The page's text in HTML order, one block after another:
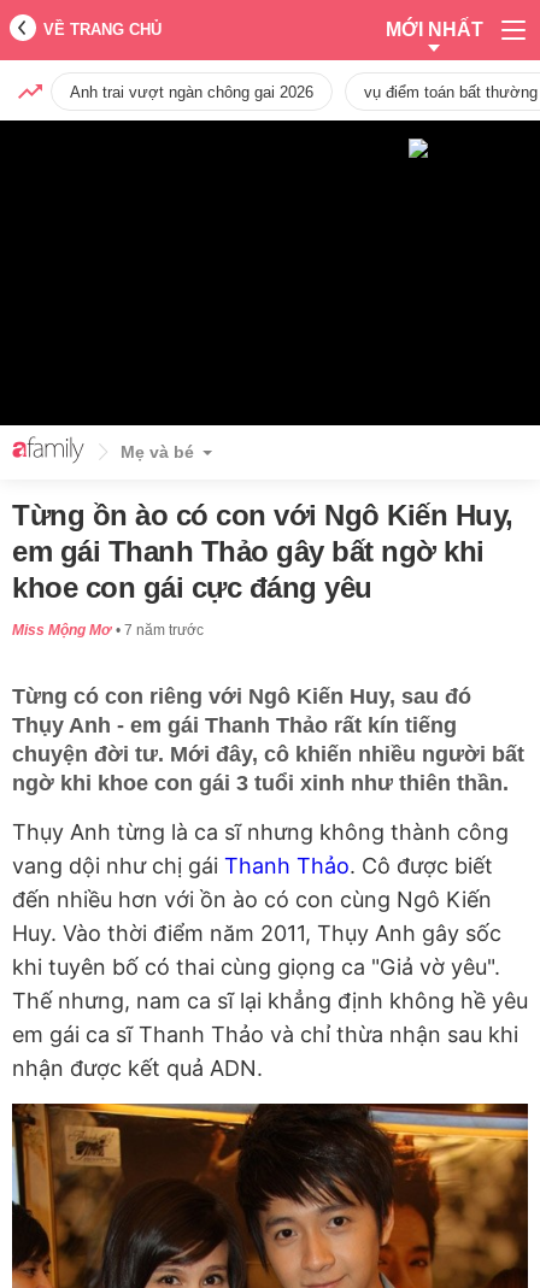
VỀ TRANG CHỦ MỚI NHẤT
Anh trai vượt ngàn chông gai 2026 vụ điểm toán bất
Mẹ và bé
Từng ồn ào có con với Ngô Kiến Huy,
em gái Thanh Thảo gây bất ngờ khi
khoe con gái cực đáng yêu
Miss Mộng Mơ 7 năm trước
Từng có con riêng với Ngô Kiến Huy, sau đó
Thụy Anh - em gái Thanh Thảo rất kín tiếng
chuyện đời tư. Mới đây, cô khiến nhiều người bất
ngờ khi khoe con gái 3 tuổi xinh như thiên thần.
Thụy Anh từng là ca sĩ nhưng không thành công
vang dội như chị gái Thanh Thảo. Cô được biết
đến nhiều hơn với ồn ào có con cùng Ngô Kiến
Huy. Vào thời điểm năm 2011, Thụy Anh gây sốc
khi tuyên bố có thai cùng giọng ca "Giả vờ yêu".
Thế nhưng, nam ca sĩ lại khẳng định không hề yêu
em gái ca sĩ Thanh Thảo và chỉ thừa nhận sau khi
nhận được kết quả ADN.